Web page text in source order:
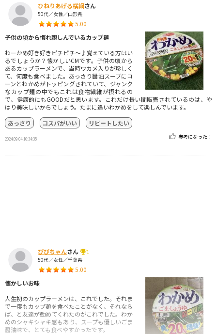
ひねりあげる横綱さん
50代／女性／山形県
5.00
子供の頃から慣れ親しんでいるカップ麺
わーかめ好き好きピチピチ〜♪覚えている方はい
るでしょうか？懐かしいCMです。子供の頃から
あるカップラーメンで、当時ワカメ入りが珍しく
て、何度も食べました。あっさり醤油スープにコ
ーンとわかめがトッピングされていて、ジャンク
なカップ麺の中でもこれは食物繊維が摂れるの
で、健康的にもGOODだと思います。これだけ長い間販売されているのは、や
はり美味しいからでしょう。たまに追いわかめをして楽しんでいます。
あっさり
コスパがいい リピートしたい
2024.09.04 16:34:35 参考になった！
ぴぴちゃんさん
1
50代／女性／千葉県
5.00
懐かしいお味
人生初のカップラーメンは、これでした。それま
で一度もカップ麺を食べたことがなく、それなら
ば、と友達が勧めてくれたのがこれでした。わか
めのシャキシャキ感もあり、スープも優しいごま
醤油味で、とても食べやすかったです。